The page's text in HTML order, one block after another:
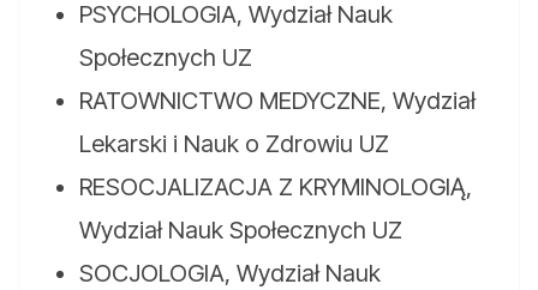
PSYCHOLOGIA, Wydział Nauk
Społecznych UZ
RATOWNICTWO MEDYCZNE, Wydział
Lekarski i Nauk o Zdrowiu UZ
RESOCJALIZACJA Z KRYMINOLOGIĄ,
Wydział Nauk Społecznych UZ
SOCJOLOGIA, Wydział Nauk